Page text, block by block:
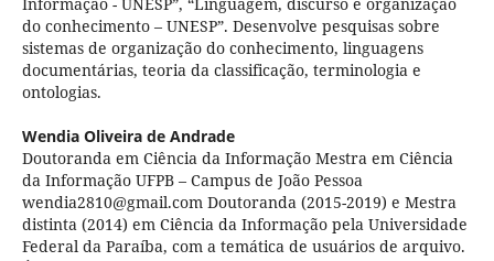
Informação - UNESP”, “Linguagem, discurso e organização
do conhecimento – UNESP”. Desenvolve pesquisas sobre
sistemas de organização do conhecimento, linguagens
documentárias, teoria da classificação, terminologia e
ontologias.
Wendia Oliveira de Andrade
Doutoranda em Ciência da Informação Mestra em Ciência
da Informação UFPB – Campus de João Pessoa
wendia2810@gmail.com Doutoranda (2015-2019) e Mestra
distinta (2014) em Ciência da Informação pela Universidade
Federal da Paraíba, com a temática de usuários de arquivo.